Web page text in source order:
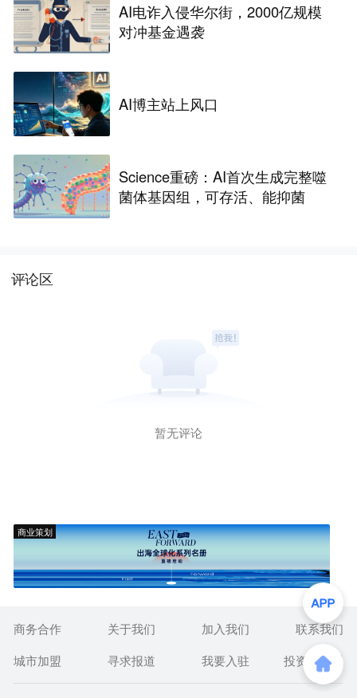
AI电诈入侵华尔街，2000亿规模
对冲基金遇袭
AI博主站上风口
Science重磅：AI首次生成完整噬
菌体基因组，可存活、能抑菌
评论区
暂无评论
商业策划
商务合作 关于我们 加入我们
联系我们
城市加盟
寻求报道 我要入驻 投资者关系